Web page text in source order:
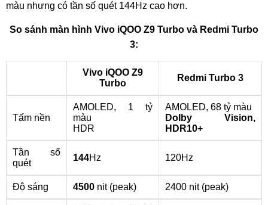
màu nhưng có tần số quét 144Hz cao hơn.
So sánh màn hình Vivo iQOO Z9 Turbo và Redmi Turbo
3:
Vivo iQOO Z9
Turbo
Redmi Turbo 3
Tấm nền
AMOLED, 1 tỷ
màu
HDR
AMOLED, 68 tỷ màu
Dolby Vision,
HDR10+
Tần số
quét
144Hz 120Hz
Độ sáng 4500 nit (peak) 2400 nit (peak)